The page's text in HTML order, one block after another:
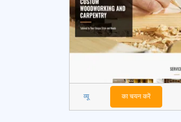
व्यू का चयन करें